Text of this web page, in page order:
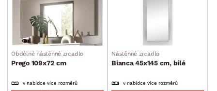
MÍSTNOST
SKLADOVOST
Obdélné nástěnné zrcadlo
Prego 109x72 cm
v nabídce více rozměrů
Nástěnné zrcadlo
Bianca 45x145 cm, bílé
v nabídce více rozměrů